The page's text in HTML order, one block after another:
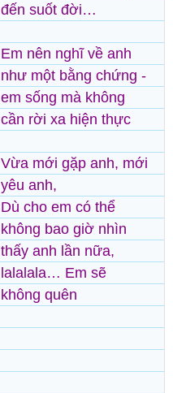
đến suốt đời…
Em nên nghĩ về anh
như một bằng chứng -
em sống mà không
cần rời xa hiện thực
Vừa mới gặp anh, mới
yêu anh,
Dù cho em có thể
không bao giờ nhìn
thấy anh lần nữa,
lalalala… Em sẽ
không quên